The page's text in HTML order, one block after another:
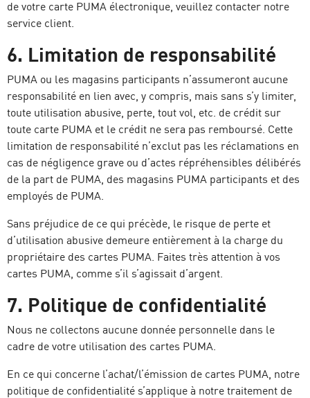
de votre carte PUMA électronique, veuillez contacter notre
service client.
6. Limitation de responsabilité
PUMA ou les magasins participants n’assumeront aucune
responsabilité en lien avec, y compris, mais sans s’y limiter,
toute utilisation abusive, perte, tout vol, etc. de crédit sur
toute carte PUMA et le crédit ne sera pas remboursé. Cette
limitation de responsabilité n’exclut pas les réclamations en
cas de négligence grave ou d’actes répréhensibles délibérés
de la part de PUMA, des magasins PUMA participants et des
employés de PUMA.
Sans préjudice de ce qui précède, le risque de perte et
d’utilisation abusive demeure entièrement à la charge du
propriétaire des cartes PUMA. Faites très attention à vos
cartes PUMA, comme s’il s’agissait d’argent.
7. Politique de confidentialité
Nous ne collectons aucune donnée personnelle dans le
cadre de votre utilisation des cartes PUMA.
En ce qui concerne l’achat/l’émission de cartes PUMA, notre
politique de confidentialité s’applique à notre traitement de